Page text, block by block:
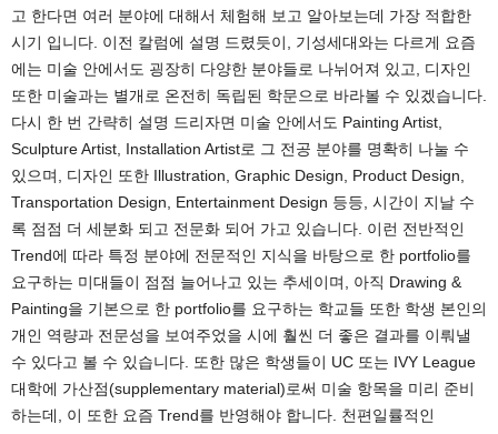
고 한다면 여러 분야에 대해서 체험해 보고 알아보는데 가장 적합한
시기 입니다. 이전 칼럼에 설명 드렸듯이, 기성세대와는 다르게 요즘
에는 미술 안에서도 굉장히 다양한 분야들로 나뉘어져 있고, 디자인
또한 미술과는 별개로 온전히 독립된 학문으로 바라볼 수 있겠습니다.
다시 한 번 간략히 설명 드리자면 미술 안에서도 Painting Artist,
Sculpture Artist, Installation Artist로 그 전공 분야를 명확히 나눌 수
있으며, 디자인 또한 Illustration, Graphic Design, Product Design,
Transportation Design, Entertainment Design 등등, 시간이 지날 수
록 점점 더 세분화 되고 전문화 되어 가고 있습니다. 이런 전반적인
Trend에 따라 특정 분야에 전문적인 지식을 바탕으로 한 portfolio를
요구하는 미대들이 점점 늘어나고 있는 추세이며, 아직 Drawing &
Painting을 기본으로 한 portfolio를 요구하는 학교들 또한 학생 본인의
개인 역량과 전문성을 보여주었을 시에 훨씬 더 좋은 결과를 이뤄낼
수 있다고 볼 수 있습니다. 또한 많은 학생들이 UC 또는 IVY League
대학에 가산점(supplementary material)로써 미술 항목을 미리 준비
하는데, 이 또한 요즘 Trend를 반영해야 합니다. 천편일률적인